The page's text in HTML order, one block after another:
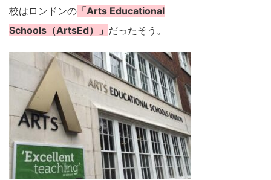
校はロンドンの 「Arts Educational
Schools（ArtsEd）」 だったそう。